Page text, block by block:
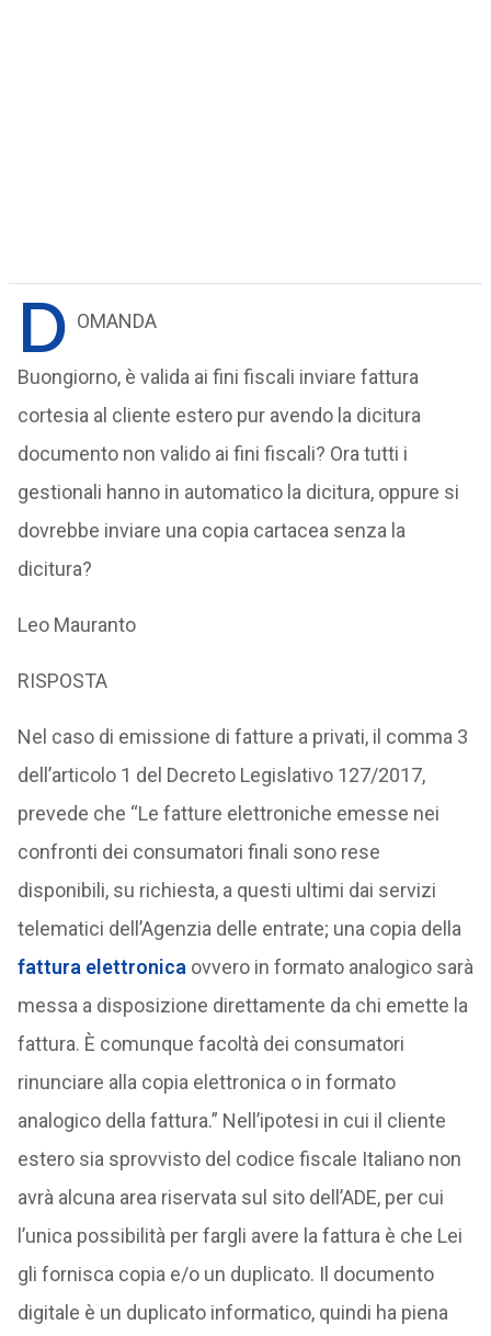
D OMANDA
Buongiorno, è valida ai fini fiscali inviare fattura
cortesia al cliente estero pur avendo la dicitura
documento non valido ai fini fiscali? Ora tutti i
gestionali hanno in automatico la dicitura, oppure si
dovrebbe inviare una copia cartacea senza la
dicitura?
Leo Mauranto
RISPOSTA
Nel caso di emissione di fatture a privati, il comma 3
dell’articolo 1 del Decreto Legislativo 127/2017,
prevede che “Le fatture elettroniche emesse nei
confronti dei consumatori finali sono rese
disponibili, su richiesta, a questi ultimi dai servizi
telematici dell’Agenzia delle entrate; una copia della
fattura elettronica ovvero in formato analogico sarà
messa a disposizione direttamente da chi emette la
fattura. È comunque facoltà dei consumatori
rinunciare alla copia elettronica o in formato
analogico della fattura.” Nell’ipotesi in cui il cliente
estero sia sprovvisto del codice fiscale Italiano non
avrà alcuna area riservata sul sito dell’ADE, per cui
l’unica possibilità per fargli avere la fattura è che Lei
gli fornisca copia e/o un duplicato. Il documento
digitale è un duplicato informatico, quindi ha piena